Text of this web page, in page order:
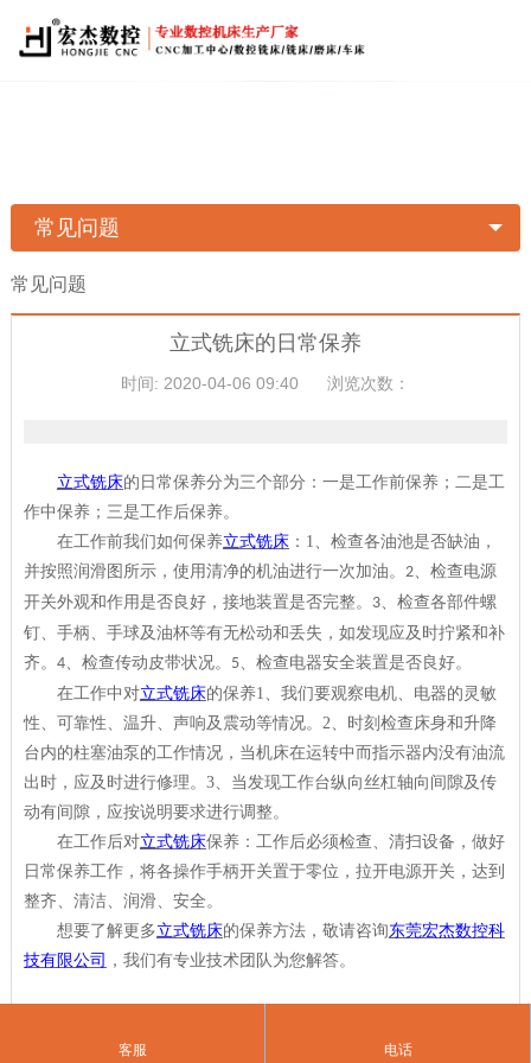
常见问题
常见问题
立式铣床的日常保养
时间: 2020-04-06 09:40 浏览次数：
立式铣床的日常保养分为三个部分：一是工作前保养；二是工
作中保养；三是工作后保养。
在工作前我们如何保养立式铣床： 1、检查各油池是否缺油，
并按照润滑图所示，使用清净的机油进行一次加油。 2、检查电源
开关外观和作用是否良好，接地装置是否完整。 3、检查各部件螺
钉、手柄、手球及油杯等有无松动和丢失，如发现应及时拧紧和补
齐。 4、检查传动皮带状况。 5、检查电器安全装置是否良好。
在工作中对立式铣床的保养1、 我们要观察电机、电器的灵敏
性、可靠性、温升、声响及震动等情况。 2、 时刻检查床身和升降
台内的柱塞油泵的工作情况，当机床在运转中而指示器内没有油流
出时，应及时进行修理。 3、 当发现工作台纵向丝杠轴向间隙及传
动有间隙，应按说明要求进行调整。
在工作后对立式铣床保养：工作后必须检查、清扫设备，做好
日常保养工作，将各操作手柄开关置于零位，拉开电源开关，达到
整齐、清洁、润滑、安全。
想要了解更多立式铣床的保养方法，敬请咨询东莞宏杰数控科
技有限公司
，我们有专业技术团队为您解答。
客服 电话